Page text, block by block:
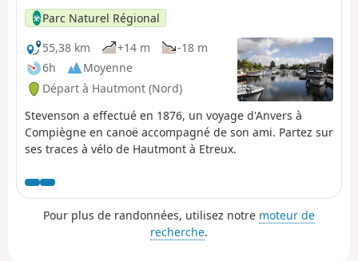
Parc Naturel Régional
55,38 km
+14 m
-18 m
6h
Moyenne
Départ à Hautmont (Nord)
Stevenson a effectué en 1876, un voyage d'Anvers à
Compiègne en canoë accompagné de son ami. Partez sur
ses traces à vélo de Hautmont à Etreux.
Pour plus de randonnées, utilisez notre moteur de
recherche.